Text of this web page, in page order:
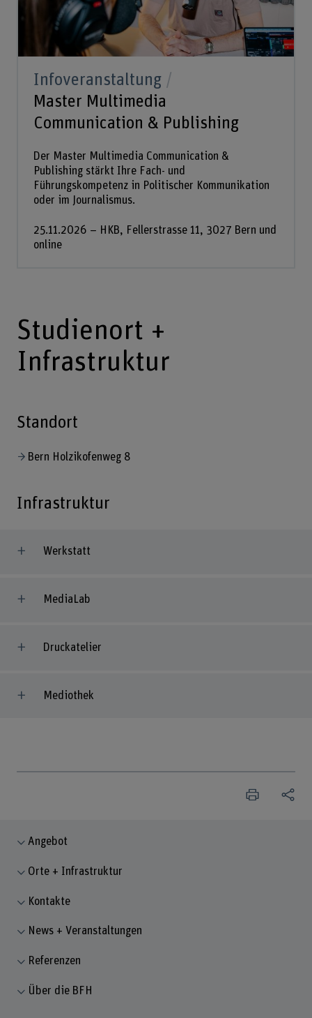
Infoveranstaltung
Master Multimedia
Communication & Publishing
Der Master Multimedia Communication &
Publishing stärkt Ihre Fach- und
Führungskompetenz in Politischer Kommunikation
oder im Journalismus.
25.11.2026 – HKB, Fellerstrasse 11, 3027 Bern und
online
Studienort +
Infrastruktur
Standort
Bern Holzikofenweg 8
Infrastruktur
Werkstatt
MediaLab
Druckatelier
Mediothek
Angebot
Orte + Infrastruktur
Kontakte
News + Veranstaltungen
Referenzen
Über die BFH